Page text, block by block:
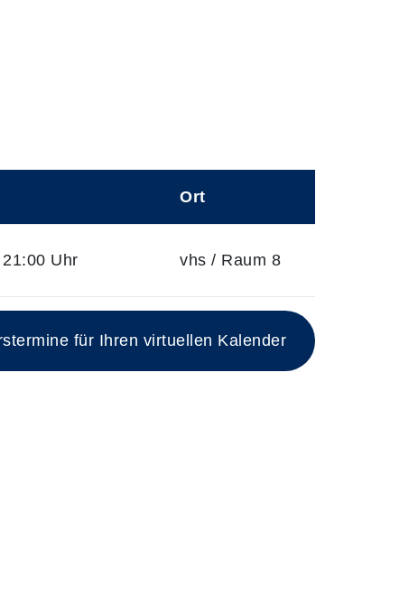
Ort
Uhr vhs / Raum 8
für Ihren virtuellen Kalender